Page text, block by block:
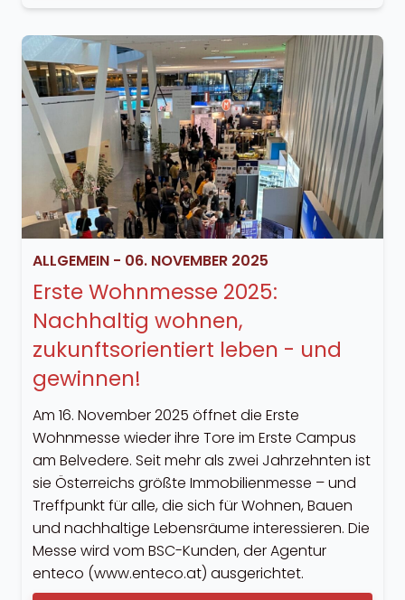
ALLGEMEIN- 06. NOVEMBER 2025
Erste Wohnmesse 2025:
Nachhaltig wohnen,
zukunftsorientiert leben - und
gewinnen!
Am 16. November 2025 öffnet die Erste
Wohnmesse wieder ihre Tore im Erste Campus
am Belvedere. Seit mehr als zwei Jahrzehnten ist
sie Österreichs größte Immobilienmesse – und
Treffpunkt für alle, die sich für Wohnen, Bauen
und nachhaltige Lebensräume interessieren. Die
Messe wird vom BSC-Kunden, der Agentur
enteco (www.enteco.at) ausgerichtet.